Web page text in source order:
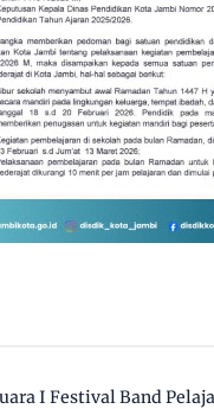
I Festival Band